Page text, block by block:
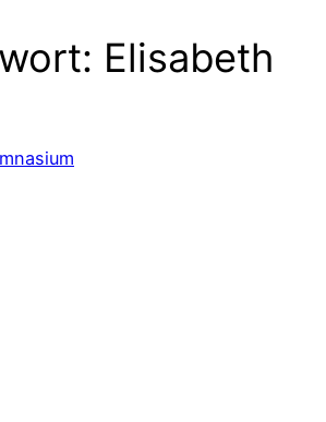
Elisabeth